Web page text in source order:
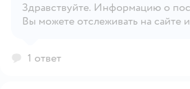
Здравствуйте. Информацию о
Вы можете отслеживать на сайте
1 ответ